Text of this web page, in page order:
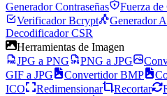
Generador Contraseñas
Fuerza de
Verificador Bcrypt
Generador
Decodificador CSR
Herramientas de Imagen
JPG a PNG
PNG a JPG
GIF a JPG
Convertidor BMP
ICO
Redimensionar Recortar